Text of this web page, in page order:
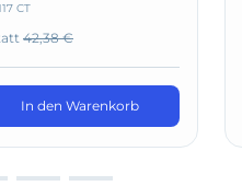
CT
42,38 €
In den Warenkorb